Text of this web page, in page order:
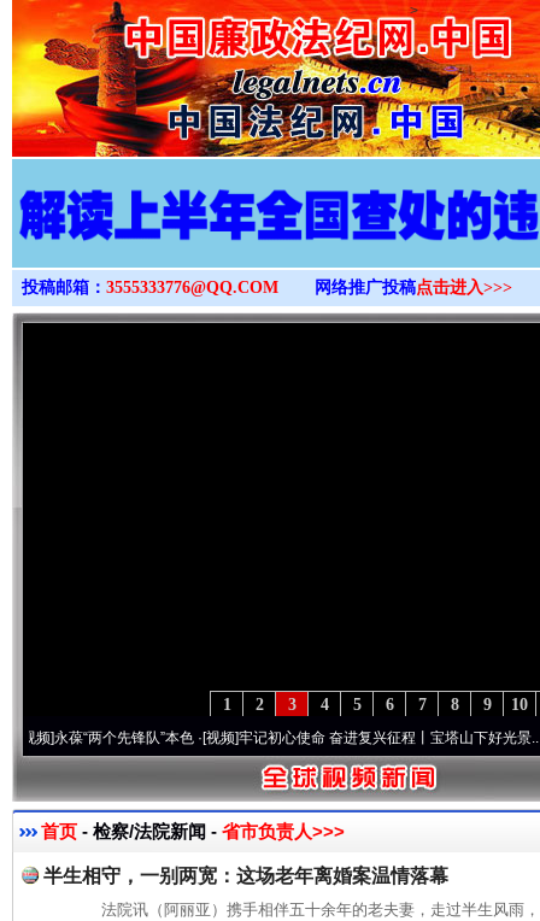
>
投稿邮箱： 3555333776@QQ.COM 网络推广投稿点击进入>>>
10
9
8
7
6
5
4
3
2
1
永葆“两个先锋队”本色·[视频]牢记初心使命 奋进复兴征程丨宝塔山下好光景..·[视频]
首页 - 检察/法院新闻 - 省市负责人>>>
半生相守，一别两宽：这场老年离婚案温情落幕
法院讯（阿丽亚）携手相伴五十余年的老夫妻，走过半生风雨